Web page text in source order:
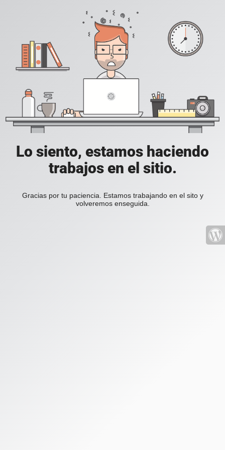
Lo siento, estamos haciendo
trabajos en el sitio.
Gracias por tu paciencia. Estamos trabajando en el sito y
volveremos enseguida.